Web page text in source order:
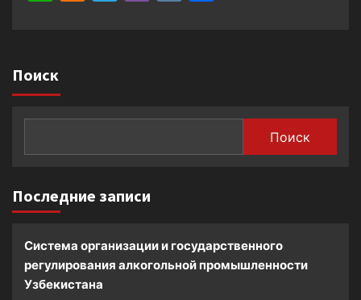
Поиск
Поиск
Последние записи
Система организации и государственного
регулирования алкогольной промышленности
Узбекистана